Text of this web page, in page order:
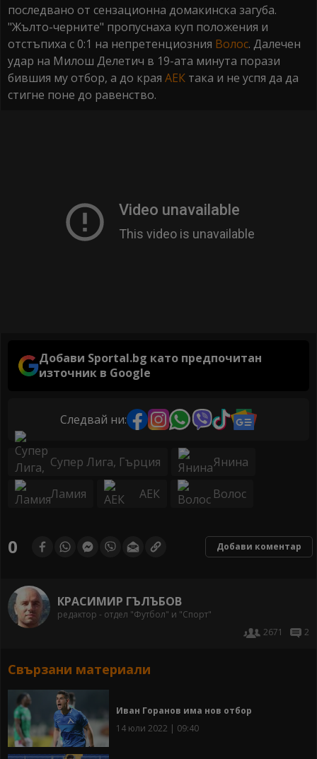
последвано от сензационна домакинска загуба.
"Жълто-черните" пропуснаха куп положения и
отстъпиха с 0:1 на непретенциозния Волос. Далечен
удар на Милош Делетич в 19-ата минута порази
бившия му отбор, а до края АЕК така и не успя да да
стигне поне до равенство.
Добави Sportal.bg като предпочитан
източник в Google
Следвай ни:
Супер Лига, Гърция Янина
Ламия АЕК Волос
0 Добави коментар
КРАСИМИР ГЪЛЪБОВ
редактор - отдел "Футбол" и "Спорт"
2671
2
Свързани материали
Иван Горанов има нов отбор
14 юли 2022 | 09:40